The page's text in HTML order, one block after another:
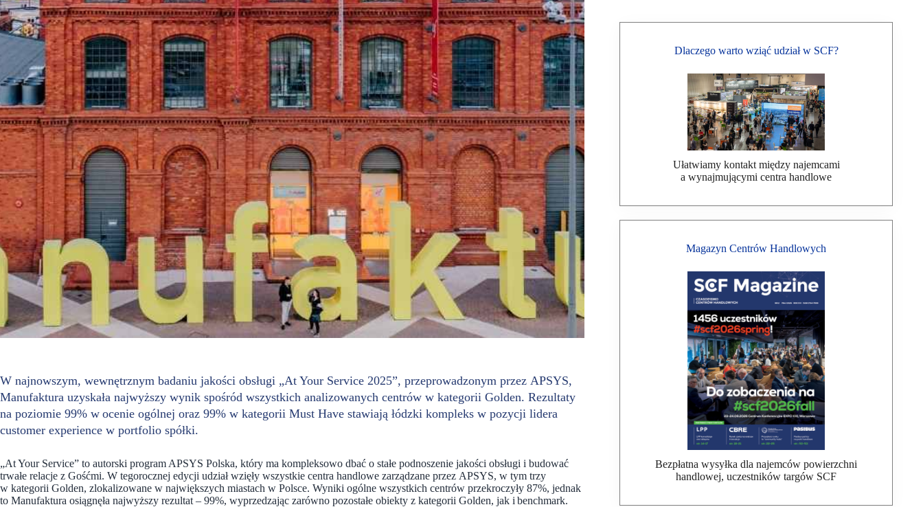
W najnowszym, wewnętrznym badaniu jakości obsługi „At Your Service 2025”, przeprowadzonym przez APSYS,
Manufaktura uzyskała najwyższy wynik spośród wszystkich analizowanych centrów w kategorii Golden. Rezultaty
na poziomie 99% w ocenie ogólnej oraz 99% w kategorii Must Have stawiają łódzki kompleks w pozycji lidera
customer experience w portfolio spółki.
„At Your Service” to autorski program APSYS Polska, który ma kompleksowo dbać o stałe podnoszenie jakości obsługi i budować
trwałe relacje z Gośćmi. W tegorocznej edycji udział wzięły wszystkie centra handlowe zarządzane przez APSYS, w tym trzy
w kategorii Golden, zlokalizowane w największych miastach w Polsce. Wyniki ogólne wszystkich centrów przekroczyły 87%, jednak
to Manufaktura osiągnęła najwyższy rezultat – 99%, wyprzedzając zarówno pozostałe obiekty z kategorii Golden, jak i benchmark.
Dlaczego warto wziąć udział w SCF?
Ułatwiamy kontakt między najemcami
a wynajmującymi centra handlowe
Magazyn Centrów Handlowych
Bezpłatna wysyłka dla najemców powierzchni
handlowej, uczestników targów SCF